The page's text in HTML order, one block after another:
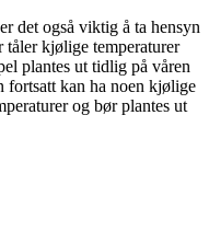
det også viktig å ta hensyn
tåler kjølige temperaturer
plantes ut tidlig på våren
fortsatt kan ha noen kjølige
og bør plantes ut